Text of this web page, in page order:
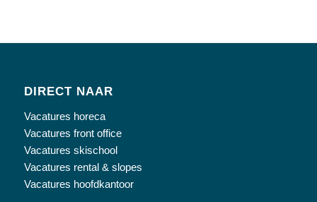
DIRECT NAAR
Vacatures horeca
Vacatures front office
Vacatures skischool
Vacatures rental & slopes
Vacatures hoofdkantoor